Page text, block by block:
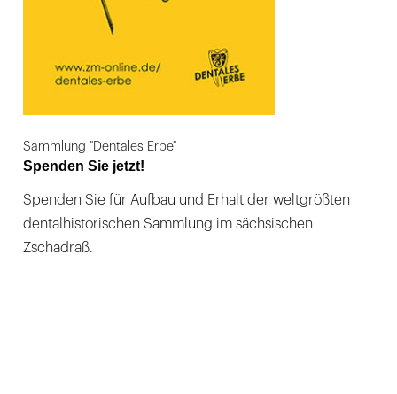
Sammlung "Dentales Erbe"
Spenden Sie jetzt!
Spenden Sie für Aufbau und Erhalt der weltgrößten
dentalhistorischen Sammlung im sächsischen
Zschadraß.